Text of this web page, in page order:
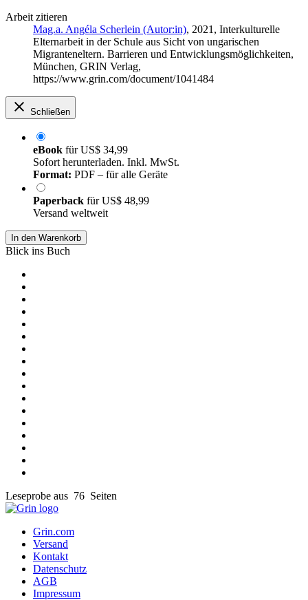
Arbeit zitieren
Mag.a. Angéla Scherlein (Autor:in), 2021, Interkulturelle
Elternarbeit in der Schule aus Sicht von ungarischen
Migranteneltern. Barrieren und Entwicklungsmöglichkeiten,
München, GRIN Verlag,
https://www.grin.com/document/1041484
Schließen
eBook fürUS$ 34,99
Sofort herunterladen. Inkl. MwSt.
Format: PDF – für alle Geräte
Paperback fürUS$ 48,99
Versand weltweit
In den Warenkorb
Blick ins Buch
Leseprobe aus 76 Seiten
Grin.com
Versand
Kontakt
Datenschutz
AGB
Impressum